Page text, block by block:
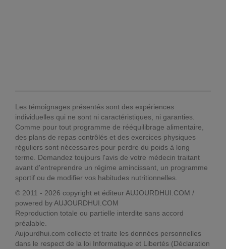
Les témoignages présentés sont des expériences
individuelles qui ne sont ni caractéristiques, ni garanties.
Comme pour tout programme de rééquilibrage alimentaire,
des plans de repas contrôlés et des exercices physiques
réguliers sont nécessaires pour perdre du poids à long
terme. Demandez toujours l'avis de votre médecin traitant
avant d'entreprendre un régime amincissant, un programme
sportif ou de modifier vos habitudes nutritionnelles.
© 2011 - 2026 copyright et éditeur AUJOURDHUI.COM /
powered by AUJOURDHUI.COM
Reproduction totale ou partielle interdite sans accord
préalable.
Aujourdhui.com collecte et traite les données personnelles
dans le respect de la loi Informatique et Libertés (Déclaration